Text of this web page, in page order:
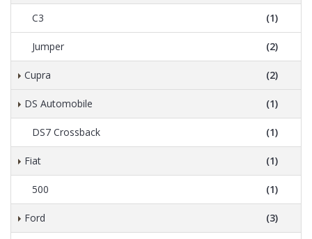
C3 (1)
Jumper (2)
Cupra (2)
DS Automobile (1)
DS7 Crossback (1)
Fiat (1)
500 (1)
Ford (3)